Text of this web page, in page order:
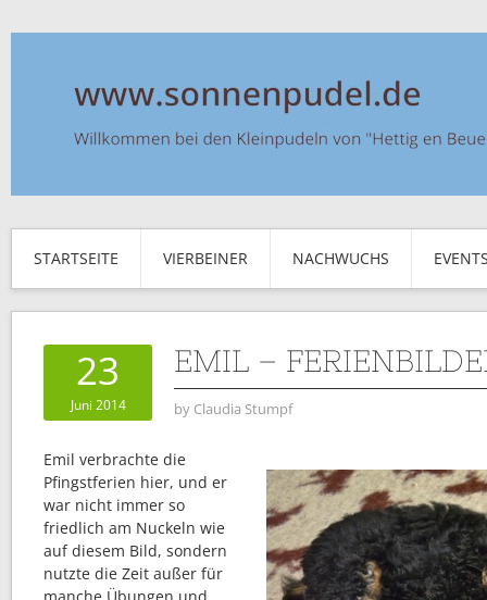
STARTSEITE VIERBEINER NACHWUCHS
23
Juni 2014
EMIL –
by Claudia Stumpf
Emil verbrachte die
Pfingstferien hier, und er
war nicht immer so
friedlich am Nuckeln wie
auf diesem Bild, sondern
nutzte die Zeit außer für